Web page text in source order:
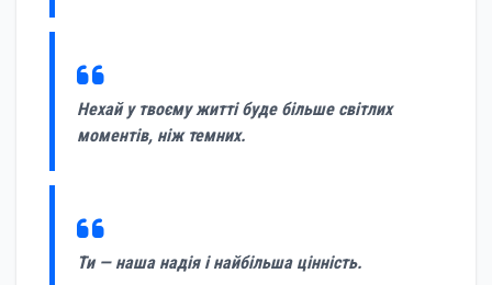
Нехай у твоєму житті буде більше світлих
моментів, ніж темних.
Ти — наша надія і найбільша цінність.